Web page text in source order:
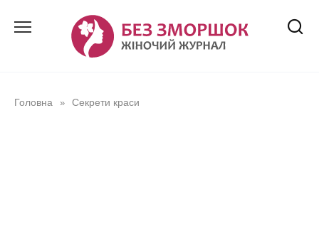
Головна » Секрети краси